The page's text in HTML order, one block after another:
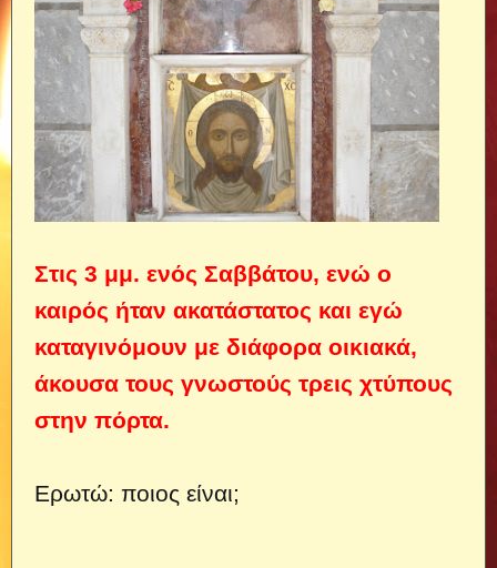
Στις 3 μμ. ενός Σαββάτου, ενώ ο
καιρός ήταν ακατάστατος και εγώ
καταγινόμουν με διάφορα οικιακά,
άκουσα τους γνωστούς τρεις χτύπους
στην πόρτα.
Ερωτώ: ποιος είναι;